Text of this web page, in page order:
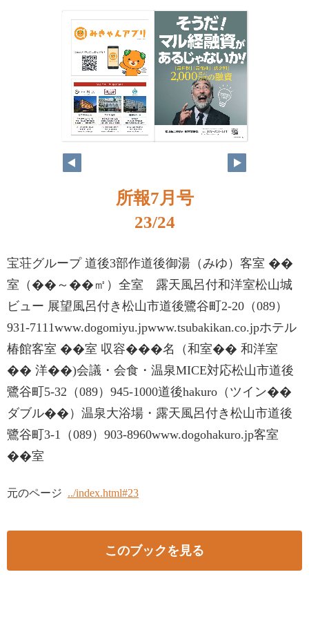
所報7月号
23/24
宝荘グループ 道後3部作道後御湯（みゆ）客室 ��
室（��～��㎡）全室 露天風呂付和洋室松山城
ビュー 展望風呂付き松山市道後鷺谷町2-20（089）
931-7111www.dogomiyu.jpwww.tsubakikan.co.jpホテル
椿館客室 ��室 収容���名（和室�� 和洋室
�� 洋��)会議・会食・温泉MICE対応松山市道後
鷺谷町5-32（089）945-1000道後hakuro（ツイン��
ダブル��）温泉大浴場・露天風呂付き松山市道後
鷺谷町3-1（089）903-8960www.dogohakuro.jp客室
��室
元のページ ../index.html#23
このブックを見る